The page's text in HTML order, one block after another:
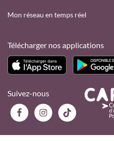
Mon réseau en temps réel
Télécharger nos applications
Suivez-nous